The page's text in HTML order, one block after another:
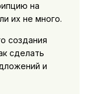
на
их не много.
создания
сделать
и